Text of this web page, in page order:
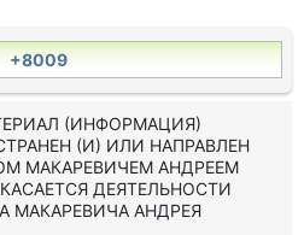
+8009
(ИНФОРМАЦИЯ)
(И) ИЛИ НАПРАВЛЕН
МАКАРЕВИЧЕМ АНДРЕЕМ
ДЕЯТЕЛЬНОСТИ
МАКАРЕВИЧА АНДРЕЯ